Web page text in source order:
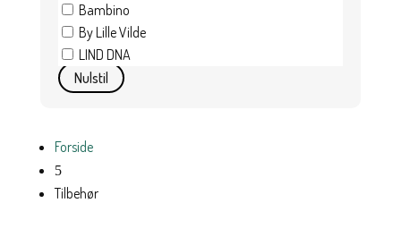
Bambino
By Lille Vilde
LIND DNA
Nulstil
Forside
5
Tilbehør